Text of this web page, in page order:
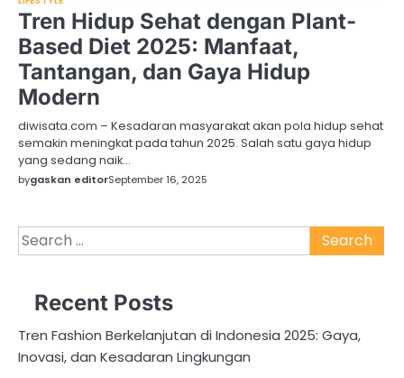
Tren Hidup Sehat dengan Plant-
Based Diet 2025: Manfaat,
Tantangan, dan Gaya Hidup
Modern
diwisata.com – Kesadaran masyarakat akan pola hidup sehat
semakin meningkat pada tahun 2025. Salah satu gaya hidup
yang sedang naik…
bygaskan editorSeptember 16, 2025
Search
for:
Recent Posts
Tren Fashion Berkelanjutan di Indonesia 2025: Gaya,
Inovasi, dan Kesadaran Lingkungan